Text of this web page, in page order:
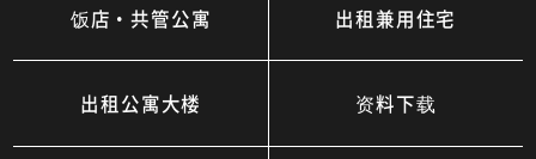
饭店・共管公寓 出租兼用住宅
出租公寓大楼 资料下载